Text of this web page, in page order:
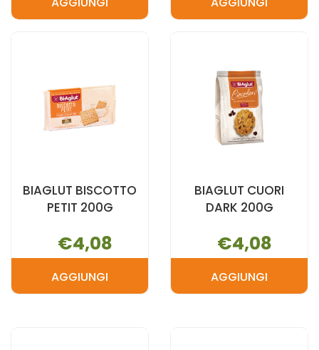
AGGIUNGI ALIMENTAZIONE
CARRELLO
AGGIUNGI
INTEGR AL
CARRELLO
BIAGLUT BISCOTTO
PETIT 200G
€4,08
AGGIUNGIAGGIUNGI BIAGLUT
BIAGLUT CUORI
DARK 200G
€4,08
AGGIUNGIAGGIUNGI